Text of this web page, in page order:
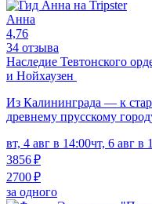
Анна
4,76
34 отзыва
Наследие Тевтонского
и Нойхаузен
Из Калининграда — к
древнему прусскому
вт, 4 авг в 14:00чт, 6 авг в
3856 ₽
2700 ₽
за одного